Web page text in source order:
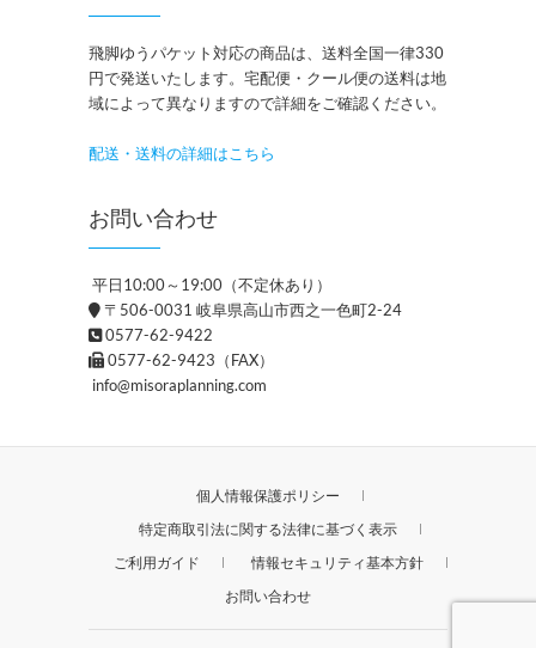
飛脚ゆうパケット対応の商品は、送料全国一律330
円で発送いたします。宅配便・クール便の送料は地
域によって異なりますので詳細をご確認ください。
配送・送料の詳細はこちら
お問い合わせ
平日10:00～19:00（不定休あり）
〒506-0031 岐阜県高山市西之一色町2-24
0577-62-9422
0577-62-9423（FAX）
info@misoraplanning.com
個人情報保護ポリシー
特定商取引法に関する法律に基づく表示
ご利用ガイド
情報セキュリティ基本方針
お問い合わせ